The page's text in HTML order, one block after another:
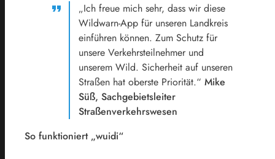
„Ich freue mich sehr, dass wir diese
Wildwarn-App für unseren Landkreis
einführen können. Zum Schutz für
unsere Verkehrsteilnehmer und
unserem Wild. Sicherheit auf unseren
Straßen hat oberste Priorität.“ Mike
Süß, Sachgebietsleiter
Straßenverkehrswesen
So funktioniert „wuidi“